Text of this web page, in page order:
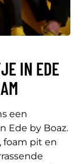
IN EDE
een
Ede by Boaz.
foam pit en